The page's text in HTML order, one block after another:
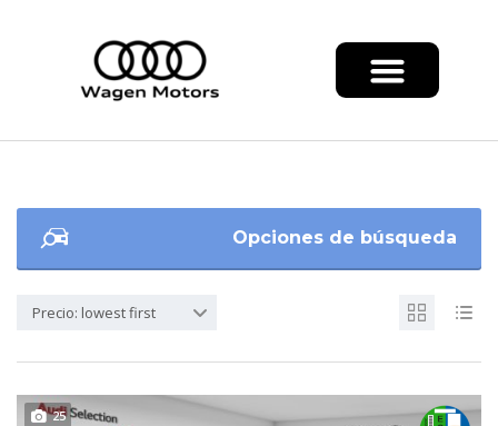
Opciones de búsqueda
Precio: lowest first
25